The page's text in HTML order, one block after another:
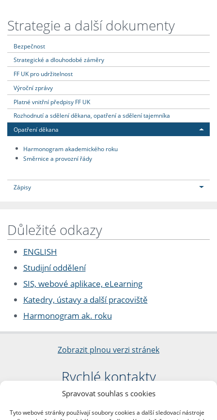
Spravovat souhlas s cookies
Tyto webové stránky používají soubory cookies a další sledovací nástroje
Strategie a další dokumenty
Bezpečnost
Strategické a dlouhodobé záměry
FF UK pro udržitelnost
Výroční zprávy
Platné vnitřní předpisy FF UK
Rozhodnutí a sdělení děkana, opatření a sdělení tajemníka
Opatření děkana
Harmonogram akademického roku
Směrnice a provozní řády
Zápisy
Důležité odkazy
ENGLISH
Studijní oddělení
SIS, webové aplikace, eLearning
Katedry, ústavy a další pracoviště
Harmonogram ak. roku
Zobrazit plnou verzi stránek
Rychlé kontakty
Filozofická fakulta
nám. Jana Palacha 1/2